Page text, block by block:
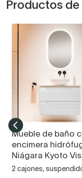
Productos de
Mueble de baño
encimera
Niágara Kyoto
2 cajones,